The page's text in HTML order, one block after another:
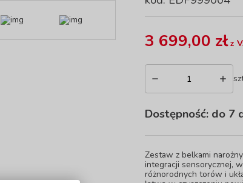
3 699,00 złz
Dostępność: do 7
Zestaw z belkami
integracji sensorycznej,
różnorodnych torów i